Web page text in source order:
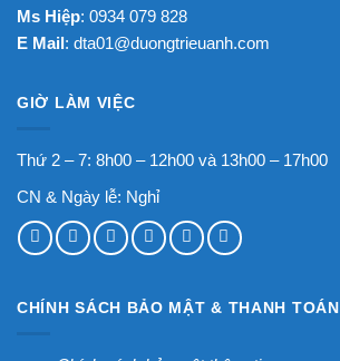
Ms Hiệp: 0934 079 828
E Mail: dta01@duongtrieuanh.com
GIỜ LÀM VIỆC
Thứ 2 – 7: 8h00 – 12h00 và 13h00 – 17h00
CN & Ngày lễ: Nghỉ
CHÍNH SÁCH BẢO MẬT & THANH TOÁN